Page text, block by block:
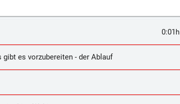
0:01h
gibt es vorzubereiten - der Ablauf